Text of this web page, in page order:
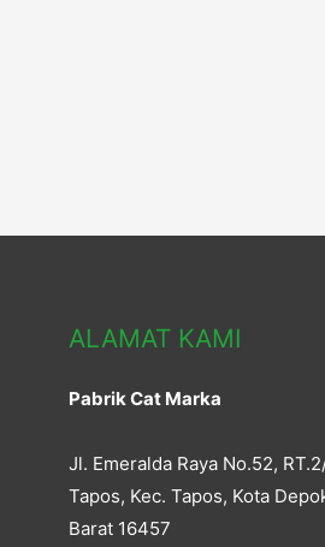
ALAMAT KAMI
Pabrik Cat Marka
Jl. Emeralda Raya No.52,
Tapos, Kec. Tapos, Kota
Barat 16457